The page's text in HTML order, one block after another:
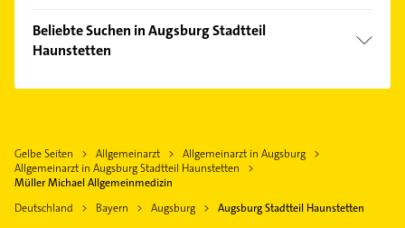
Hochfeld
Innenstadt
Lechhausen
Oberhausen
Pfersee
Friedberg Bayern
Bobingen
Neusäß
Gersthofen
Gessertshausen
Physikalische Therapie
Physiotherapie
Bestatter
Steuerberater
Immobilien
Beliebte Suchen in Augsburg Stadtteil
Haunstetten
Schreiner
Physikalische Therapie
Physiotherapie
Gelbe Seiten Allgemeinarzt
Allgemeinarzt in Augsburg
Allgemeinarzt in Augsburg Stadtteil Haunstetten
Müller Michael Allgemeinmedizin
Deutschland
Bayern Augsburg Augsburg Stadtteil Haunstetten